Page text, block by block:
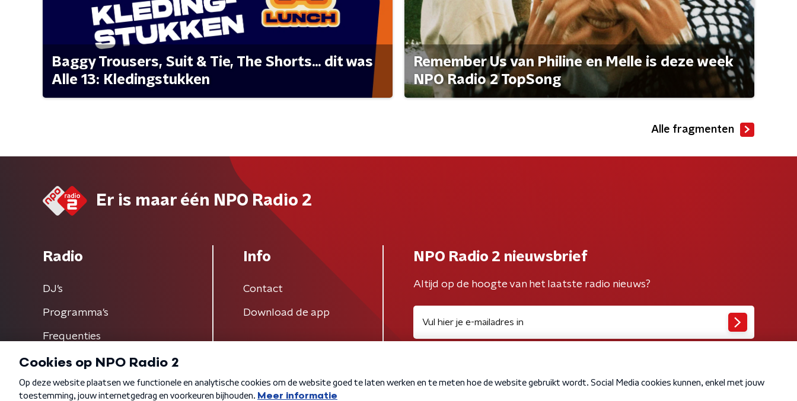
Baggy Trousers, Suit & Tie, The Shorts... dit was
Alle 13: Kledingstukken
Remember Us van Philine en Melle is deze week
NPO Radio 2 TopSong
Alle fragmenten
Er is maar één NPO Radio 2
Radio
DJ’s
Programma's
Frequenties
Info
Contact
Download de app
NPO Radio 2 nieuwsbrief
Altijd op de hoogte van het laatste radio nieuws?